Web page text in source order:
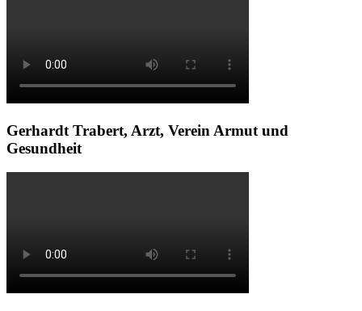
Gerhardt Trabert, Arzt, Verein Armut und
Gesundheit